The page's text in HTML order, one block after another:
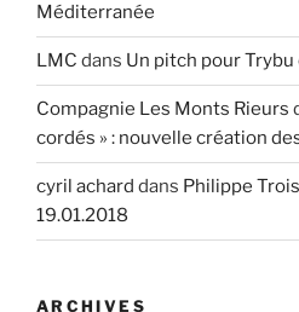
Méditerranée
LMC dans Un pitch pour
Compagnie Les Monts Rieurs
cordés » : nouvelle création
cyril achard dans Philippe
19.01.2018
ARCHIVES